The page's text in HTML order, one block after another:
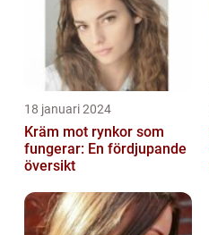
18 januari 2024
Kräm mot rynkor som
fungerar: En fördjupande
översikt